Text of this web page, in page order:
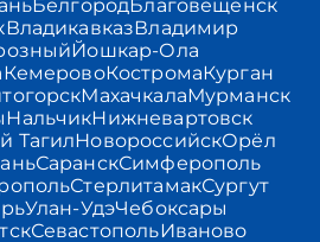
БелгородБлаговещенск
ВладикавказВладимир
Йошкар-Ола
КемеровоКостромаКурган
МахачкалаМурманск
НальчикНижневартовск
ТагилНовороссийскОрёл
СаранскСимферополь
СтерлитамакСургут
Улан-УдэЧебоксары
СевастопольИваново